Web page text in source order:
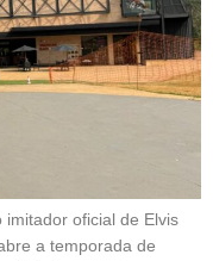
oficial de Elvis
a temporada de